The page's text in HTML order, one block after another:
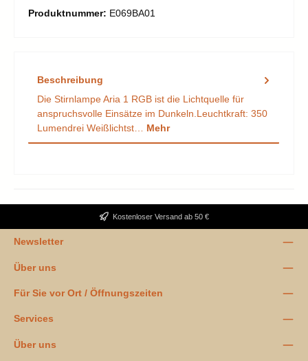
Produktnummer: E069BA01
Beschreibung
Die Stirnlampe Aria 1 RGB ist die Lichtquelle für
anspruchsvolle Einsätze im Dunkeln.Leuchtkraft: 350
Lumendrei Weißlichtst… Mehr
Kostenloser Versand ab 50 €
Newsletter
Über uns
Für Sie vor Ort / Öffnungszeiten
Services
Über uns